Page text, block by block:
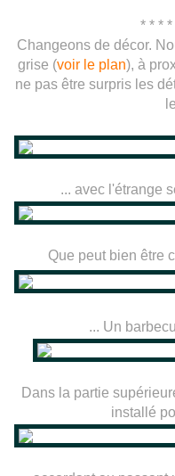
* * *
Changeons de décor.
grise (voir le plan), à
ne pas être surpris les
... avec l'étrange
Que peut bien être
... Un
Dans la partie
installé